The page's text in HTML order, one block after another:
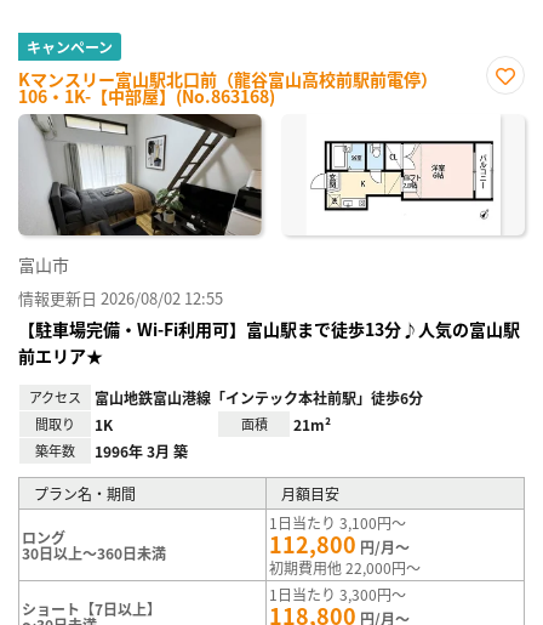
キャンペーン
Kマンスリー富山駅北口前（龍谷富山高校前駅前電停）
106・1K-【中部屋】(No.863168)
に入
り登
富山市
情報更新日 2026/08/02 12:55
【駐車場完備・Wi-Fi利用可】富山駅まで徒歩13分♪人気の富山駅
前エリア★
アクセス 富山地鉄富山港線「インテック本社前駅」徒歩6分
間取り 1K 面積 21m²
築年数 1996年 3月 築
プラン名・期間 月額目安
ロング
30日以上～360日未満
1日当たり 3,100円～
112,800 円/月～
初期費用他 22,000円～
ショート【7日以上】
1日当たり 3,300円～
118,800 円/月～